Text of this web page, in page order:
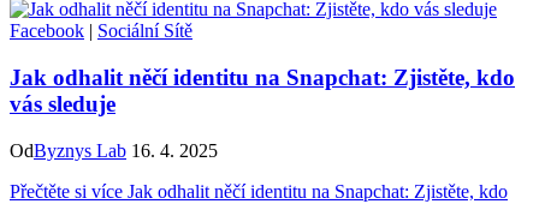
Facebook | Sociální Sítě
Jak odhalit něčí identitu na Snapchat: Zjistěte, kdo
vás sleduje
OdByznys Lab 16. 4. 2025
Přečtěte si více Jak odhalit něčí identitu na Snapchat: Zjistěte, kdo